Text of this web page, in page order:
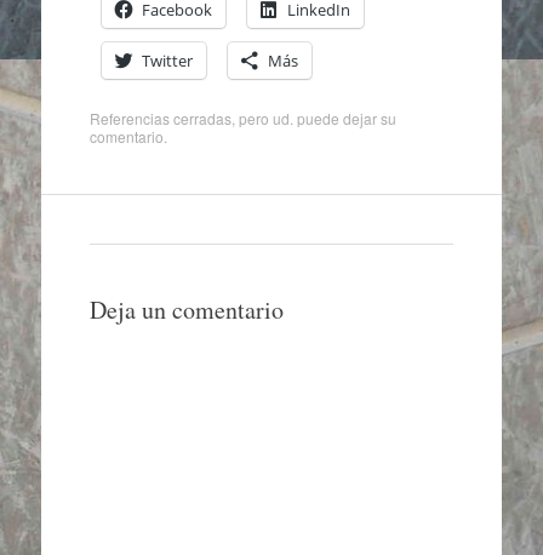
Facebook LinkedIn
Twitter Más
Referencias cerradas, pero ud. puede dejar su
comentario.
Deja un comentario